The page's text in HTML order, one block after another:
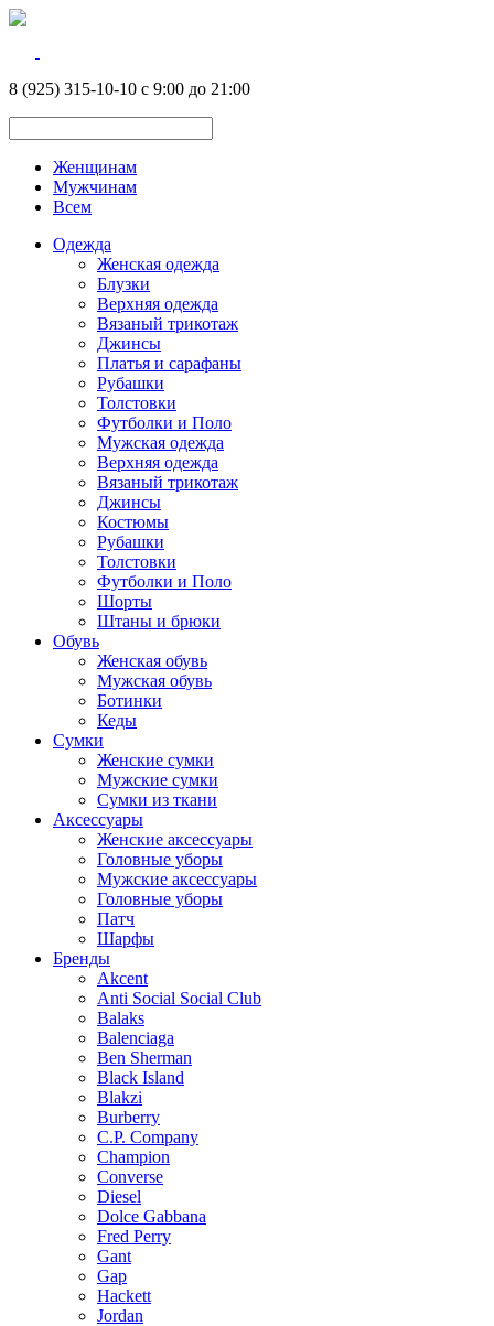
8 (925) 315-10-10 с 9:00 до 21:00
Женщинам
Мужчинам
Всем
Одежда
Женская одежда
Блузки
Верхняя одежда
Вязаный трикотаж
Джинсы
Платья и сарафаны
Рубашки
Толстовки
Футболки и Поло
Мужская одежда
Верхняя одежда
Вязаный трикотаж
Джинсы
Костюмы
Рубашки
Толстовки
Футболки и Поло
Шорты
Штаны и брюки
Обувь
Женская обувь
Мужская обувь
Ботинки
Кеды
Сумки
Женские сумки
Мужские сумки
Сумки из ткани
Аксессуары
Женские аксессуары
Головные уборы
Мужские аксессуары
Головные уборы
Патч
Шарфы
Бренды
Akcent
Anti Social Social Club
Balaks
Balenciaga
Ben Sherman
Black Island
Blakzi
Burberry
C.P. Company
Champion
Converse
Diesel
Dolce Gabbana
Fred Perry
Gant
Gap
Hackett
Jordan